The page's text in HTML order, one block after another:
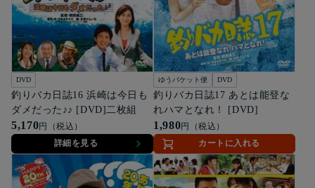
DVD
釣りバカ日誌16 浜崎は今日も
ダメだった♪♪ [DVD]二枚組
5,170円（税込）
詳細を見る
ゆうパケット便 DVD
釣りバカ日誌17 あとは能登な
れハマとなれ！ [DVD]
1,980円（税込）
カートに入れる